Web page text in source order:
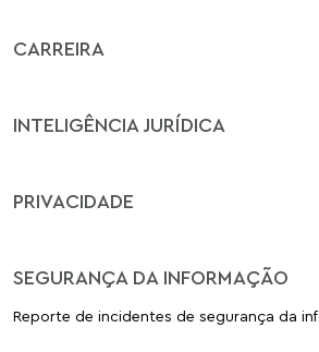
CARREIRA
INTELIGÊNCIA JURÍDICA
PRIVACIDADE
SEGURANÇA DA INFORMAÇÃO
Reporte de incidentes de segurança da